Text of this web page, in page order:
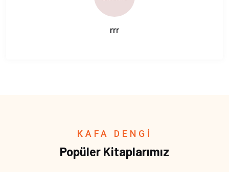
rrr
KAFA DENGİ
Popüler Kitaplarımız